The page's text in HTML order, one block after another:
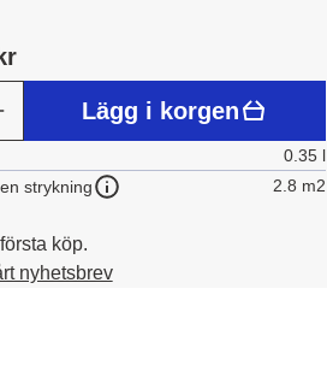
Lägg i korgen
0.35 l
strykning
2.8 m2
köp.
nyhetsbrev